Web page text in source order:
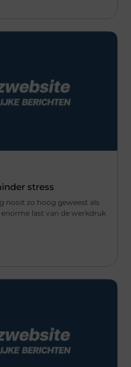
stress
nooit zo hoog geweest als
last van de werkdruk